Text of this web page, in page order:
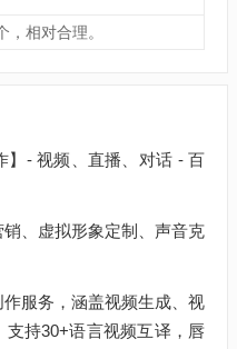
，相对合理。
】- 视频、直播、对话 - 百
、虚拟形象定制、声音克
服务，涵盖视频生成、视
持30+语言视频互译，唇